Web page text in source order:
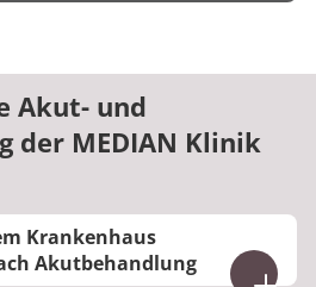
Akut- und
der MEDIAN Klinik
Krankenhaus
Akutbehandlung